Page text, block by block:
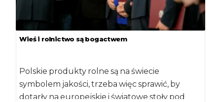
Wieś i rolnictwo są bogactwem
Polskie produkty rolne są na świecie
symbolem jakości, trzeba więc sprawić, by
dotarły na europejskie i światowe stoły pod